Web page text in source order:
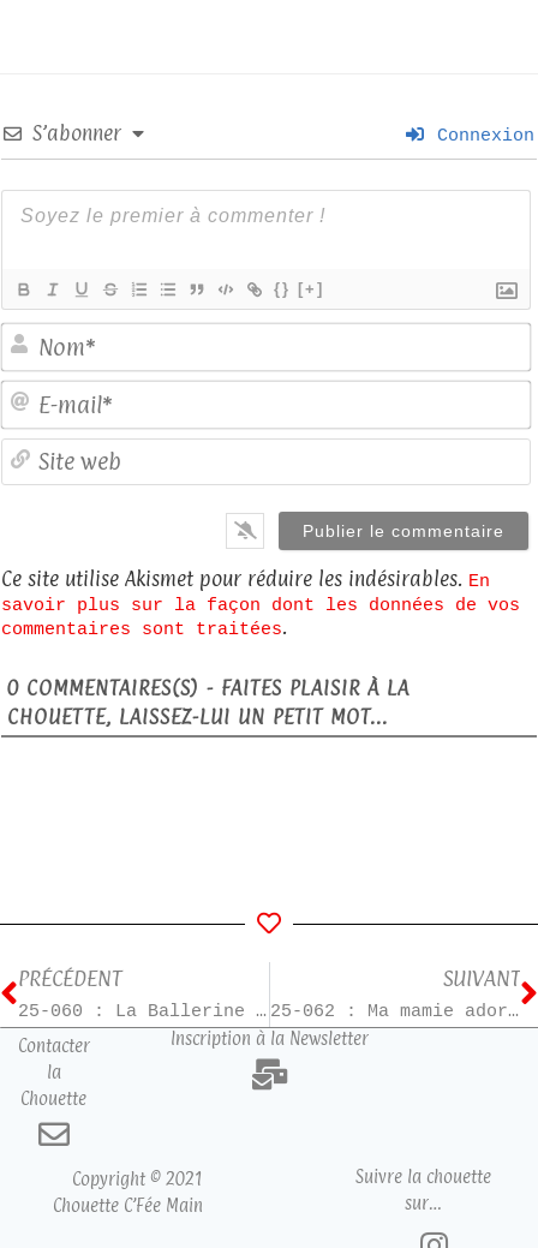
S’abonner Connexion
{} [+]
Ce site utilise Akismet pour réduire les indésirables. En
savoir plus sur la façon dont les données de vos
commentaires sont traitées.
0 COMMENTAIRES(S) - FAITES PLAISIR À LA
CHOUETTE, LAISSEZ-LUI UN PETIT MOT...
PRÉCÉDENT
25-060 : La Ballerine de Kiev
SUIVANT
25-062 : Ma mamie adorée – T3
Contacter
la
Chouette
Inscription à la Newsletter
Copyright © 2021
Chouette C’Fée Main
Suivre la chouette
sur…